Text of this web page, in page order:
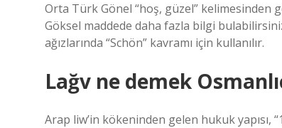
Orta Türk Gönel “hoş, güzel” kelimesinden
Göksel maddede daha fazla bilgi
ağızlarında “Schön” kavramı için kullanılır.
Lağv ne demek
Arap liw’in kökeninden gelen hukuk yapısı,